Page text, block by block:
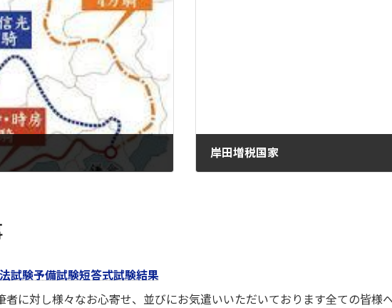
岸田増税国家
試験予備試験短答式試験結果
者に対し様々なお心寄せ、並びにお気遣いいただいております全ての皆様